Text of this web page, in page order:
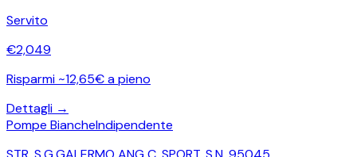
Servito
€2,049
Risparmi ~12,65€ a pieno
Dettagli →
Pompe BiancheIndipendente